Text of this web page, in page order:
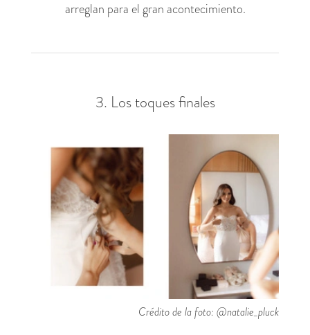
arreglan para el gran acontecimiento.
3. Los toques finales
Crédito de la foto: @natalie_pluck